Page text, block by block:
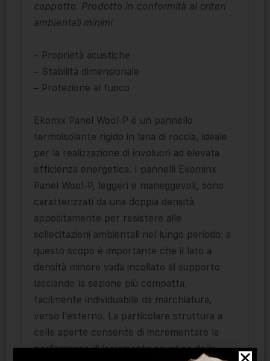
cappotto. Prodotto in conformità ai criteri
ambientali minimi.
– Proprietà acustiche
– Stabilità dimensionale
– Protezione al fuoco
Ekomix Panel Wool-P è un pannello
termoisolante rigido in lana di roccia, ideale
per la realizzazione di involucri ad elevata
efficienza energetica. I pannelli Ekominx
Panel Wool-P, leggeri e maneggevoli, sono
caratterizzati da una doppia densità
appositamente per resistere alle
sollecitazioni ambientali nel lungo periodo: a
questo scopo è importante che il lato a
densità minore vada incollato al supporto
lasciando la sezione più compatta,
facilmente individuabile da marchiatura,
verso l’esterno. La particolare struttura a
celle aperte consente di incrementare la
perfomance di isolamento acustico delle